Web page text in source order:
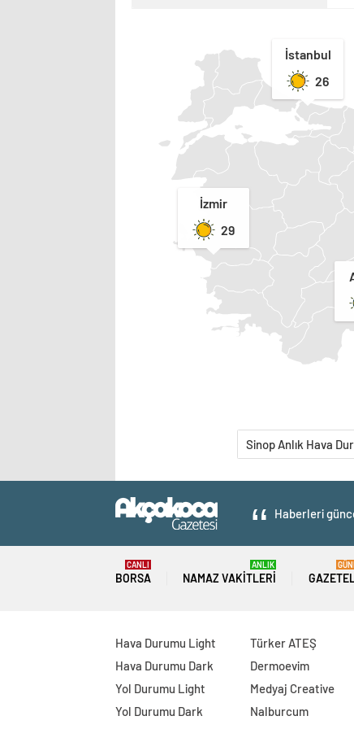
İstanbul
26
İzmir
29
Sinop Anlık Hava
Haberleri
BORSA
CANLI
NAMAZ VAKITLERI
ANLIK
Hava Durumu Light
Hava Durumu Dark
Yol Durumu Light
Yol Durumu Dark
Türker ATEŞ
Dermoevim
Medyaj Creative
Nalburcum